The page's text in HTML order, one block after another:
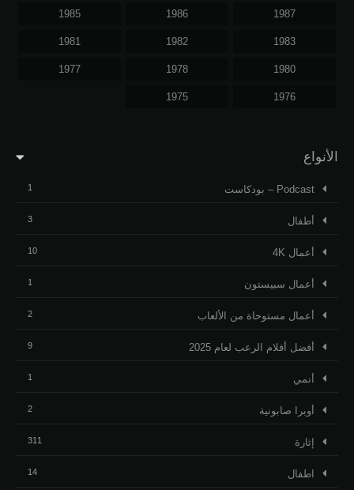
1987
1986
1985
1983
1982
1981
1980
1978
1977
1976
1975
الأنواع
Podcast – بودكاست 1
أطفال 3
أعمال 4K 10
أعمال سبيستون 1
أعمال مستوحاة من الألعاب 2
أفضل أفلام الرعب لعام 2025 9
أنمي 1
أوبرا صابونية 2
إثارة 311
اطفال 14